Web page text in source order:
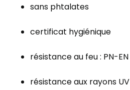
sans phtalates
certificat hygiénique
résistance au feu : PN-EN
résistance aux rayons UV